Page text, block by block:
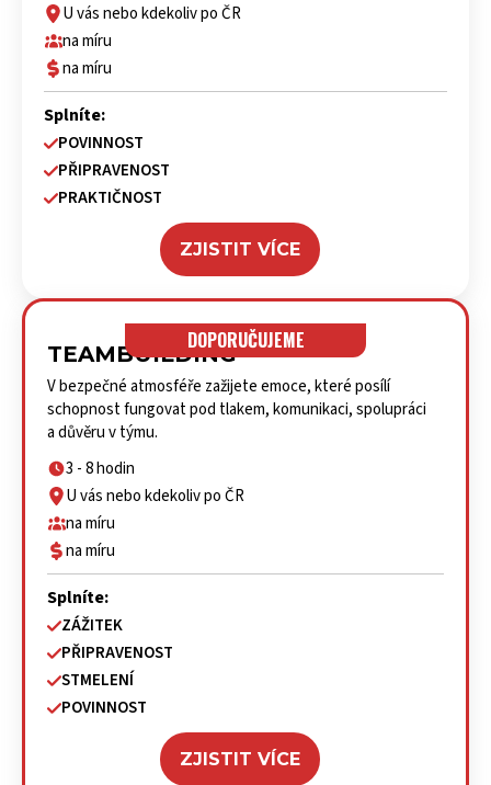
U vás nebo kdekoliv po ČR
na míru
na míru
Splníte:
POVINNOST
PŘIPRAVENOST
PRAKTIČNOST
ZJISTIT VÍCE
DOPORUČUJEME
TEAMBUILDING
V bezpečné atmosféře zažijete emoce, které posílí
schopnost fungovat pod tlakem, komunikaci, spolupráci
a důvěru v týmu.
3 - 8 hodin
U vás nebo kdekoliv po ČR
na míru
na míru
Splníte:
ZÁŽITEK
PŘIPRAVENOST
STMELENÍ
POVINNOST
ZJISTIT VÍCE